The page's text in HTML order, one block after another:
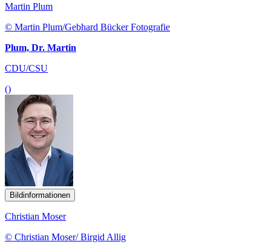
Martin Plum
© Martin Plum/Gebhard Bücker Fotografie
Plum, Dr. Martin
CDU/CSU
()
Bildinformationen
Christian Moser
© Christian Moser/ Birgid Allig